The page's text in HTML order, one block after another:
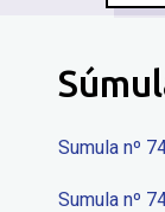
Sumula nº
Sumula nº